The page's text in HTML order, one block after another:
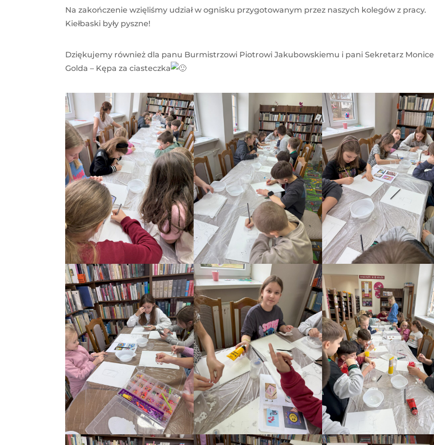
Na zakończenie wzięliśmy udział w ognisku przygotowanym przez naszych kolegów z pracy.
Kiełbaski były pyszne!
Dziękujemy również dla panu Burmistrzowi Piotrowi Jakubowskiemu i pani Sekretarz Monice
Golda – Kępa za ciasteczka